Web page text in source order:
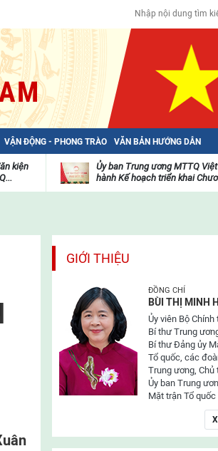
VẬN ĐỘNG - PHONG TRÀO VĂN BẢN HƯỚNG DẪN
kiện
mặt
trận
Ủy ban Trung ương MTTQ
hành Kế hoạch triển khai
GIỚI THIỆU
ĐỒNG CHÍ
BÙI THỊ MINH
Ủy viên Bộ Chính
Bí thư Trung
Bí thư Đảng ủy
Tổ quốc, các
Trung ương, Chủ
Ủy ban Trung
Mặt trận Tổ